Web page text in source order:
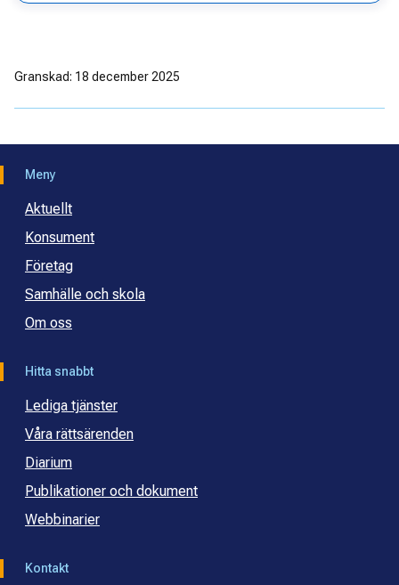
Granskad: 18 december 2025
Meny
Aktuellt
Konsument
Företag
Samhälle och skola
Om oss
Hitta snabbt
Lediga tjänster
Våra rättsärenden
Diarium
Publikationer och dokument
Webbinarier
Kontakt